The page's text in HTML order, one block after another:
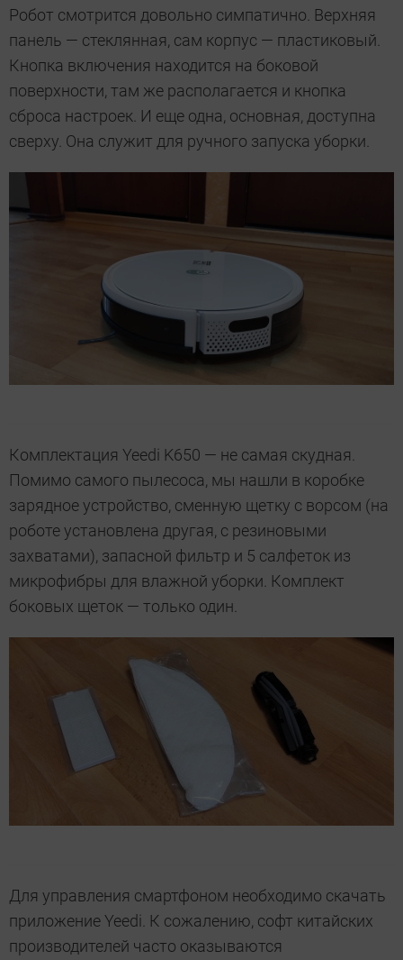
Робот смотрится довольно симпатично. Верхняя
панель — стеклянная, сам корпус — пластиковый.
Кнопка включения находится на боковой
поверхности, там же располагается и кнопка
сброса настроек. И еще одна, основная, доступна
сверху. Она служит для ручного запуска уборки.
Комплектация Yeedi K650 — не самая скудная.
Помимо самого пылесоса, мы нашли в коробке
зарядное устройство, сменную щетку с ворсом (на
роботе установлена другая, с резиновыми
захватами), запасной фильтр и 5 салфеток из
микрофибры для влажной уборки. Комплект
боковых щеток — только один.
Для управления смартфоном необходимо скачать
приложение Yeedi. К сожалению, софт китайских
производителей часто оказываются